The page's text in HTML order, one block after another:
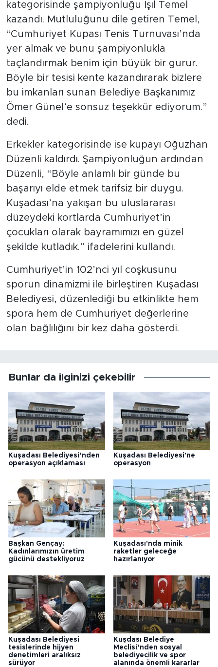
kategorisinde şampiyonluğu Işıl Temel
kazandı. Mutluluğunu dile getiren Temel,
“Cumhuriyet Kupası Tenis Turnuvası’nda
yer almak ve bunu şampiyonlukla
taçlandırmak benim için büyük bir gurur.
Böyle bir tesisi kente kazandırarak bizlere
bu imkanları sunan Belediye Başkanımız
Ömer Günel’e sonsuz teşekkür ediyorum.”
dedi.
Erkekler kategorisinde ise kupayı Oğuzhan
Düzenli kaldırdı. Şampiyonluğun ardından
Düzenli, “Böyle anlamlı bir günde bu
başarıyı elde etmek tarifsiz bir duygu.
Kuşadası’na yakışan bu uluslararası
düzeydeki kortlarda Cumhuriyet’in
çocukları olarak bayramımızı en güzel
şekilde kutladık.” ifadelerini kullandı.
Cumhuriyet’in 102’nci yıl coşkusunu
sporun dinamizmi ile birleştiren Kuşadası
Belediyesi, düzenlediği bu etkinlikte hem
spora hem de Cumhuriyet değerlerine
olan bağlılığını bir kez daha gösterdi.
Bunlar da ilginizi çekebilir
Kuşadası Belediyesi’nden
operasyon açıklaması
Kuşadası Belediyesi'ne
operasyon
Başkan Gençay:
Kadınlarımızın üretim
gücünü destekliyoruz
Kuşadası'nda minik
raketler geleceğe
hazırlanıyor
Kuşadası Belediyesi
tesislerinde hijyen
denetimleri aralıksız
sürüyor
Kuşdası Belediye
Meclisi’nden sosyal
belediyecilik ve spor
alanında önemli kararlar